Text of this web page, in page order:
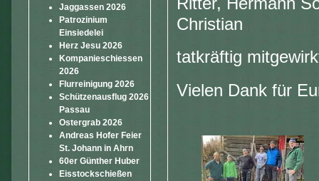
Jaggassen 2026
Patrozinium
Einsiedelei
Herz Jesu 2026
Kompanieschiessen
2026
Flurreinigung 2026
Schützenausflug 2026
Passau
Ostergrab 2026
Andreas Hofer Feier
St. Johann in Ahrn
60er Günther Huber
Eisstockschießen
Christian
tatkräftig
Vielen Dank für